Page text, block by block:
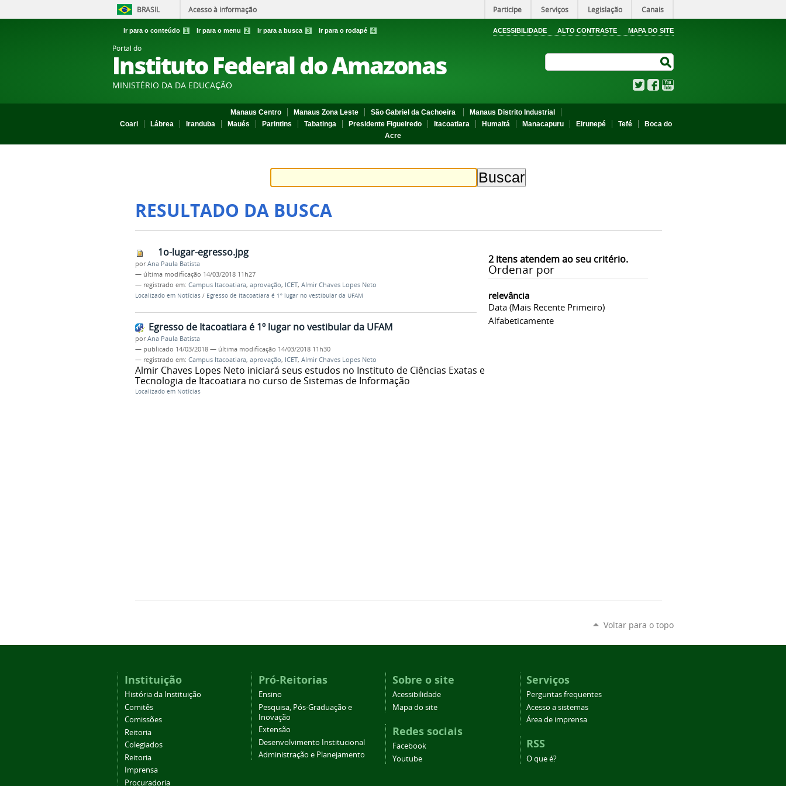
BRASIL Acesso à informação Participe Serviços Legislação Canais
Ir para o conteúdo 1 Ir para o menu 2 Ir para a busca 3 Ir para o rodapé 4 ACESSIBILIDADE ALTO CONTRASTE MAPA DO SITE
Portal do
Instituto Federal do Amazonas
MINISTÉRIO DA DA EDUCAÇÃO TwitterFacebook
Manaus Centro Manaus Zona Leste São Gabriel da Cachoeira
Manaus Distrito Industrial
Coari
Lábrea Iranduba Maués Parintins Tabatinga Presidente Figueiredo Itacoatiara Humaitá Manacapuru Eirunepé Tefé
Boca do
Acre
RESULTADO DA BUSCA
2itens atendem ao seu critério.
Ordenar por
relevância
Data (mais Recente Primeiro)
Alfabeticamente
1o-lugar-egresso.jpg
porAna Paula Batista
— última modificação 14/03/2018 11h27
— registrado em: Campus Itacoatiara, aprovação, ICET, Almir Chaves Lopes Neto
Localizado em Notícias / Egresso de Itacoatiara é 1º lugar no vestibular da UFAM
Egresso de Itacoatiara é 1º lugar no vestibular da UFAM
porAna Paula Batista
— publicado 14/03/2018 — última modificação 14/03/2018 11h30
— registrado em: Campus Itacoatiara, aprovação, ICET, Almir Chaves Lopes Neto
Almir Chaves Lopes Neto iniciará seus estudos no Instituto de Ciências Exatas e
Tecnologia de Itacoatiara no curso de Sistemas de Informação
Localizado em Notícias
Voltar para o topo
Instituição
História da Instituição
Comitês
Comissões
Reitoria
Colegiados
Reitoria
Imprensa
Procuradoria
Pró-Reitorias
Ensino
Pesquisa, Pós-Graduação e
Inovação
Extensão
Desenvolvimento Institucional
Administração e Planejamento
Sobre o site
Acessibilidade
Mapa do site
Redes sociais
Facebook
Youtube
Serviços
Perguntas frequentes
Acesso a sistemas
Área de imprensa
RSS
O que é?